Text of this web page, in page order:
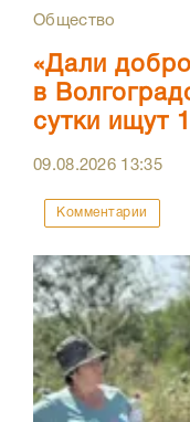
Общество
«Дали
в
сутки ищут
09.08.2026 13:35
Комментарии